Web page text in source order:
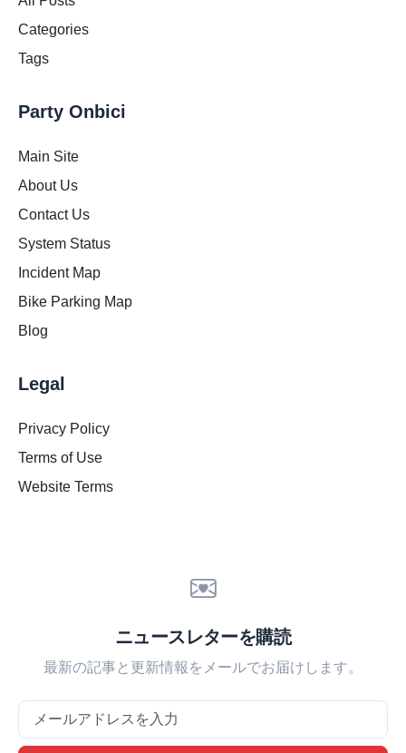
Categories
Tags
Party Onbici
Main Site
About Us
Contact Us
System Status
Incident Map
Bike Parking Map
Blog
Legal
Privacy Policy
Terms of Use
Website Terms
ニュースレターを購読
最新の記事と更新情報をメールでお届けします。